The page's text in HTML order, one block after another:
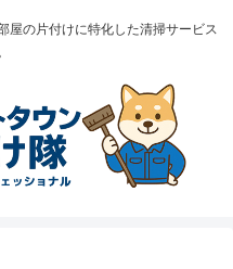
屋の片付けに特化した清掃サービス